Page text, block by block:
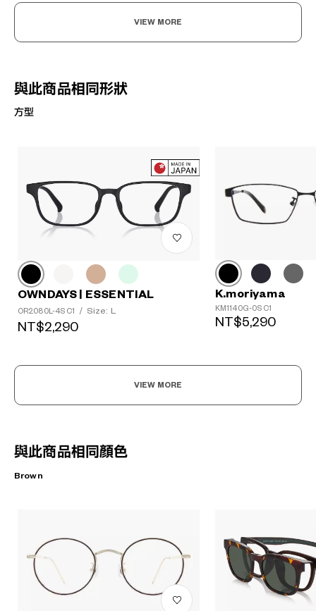
VIEW MORE
與此商品相同形狀
方型
OWNDAYS | ESSENTIAL
OR2080L-4S C1 / Size: L
NT$2,290
K.moriyama
KM1140G-0S C1
NT$5,290
VIEW MORE
與此商品相同顏色
Brown